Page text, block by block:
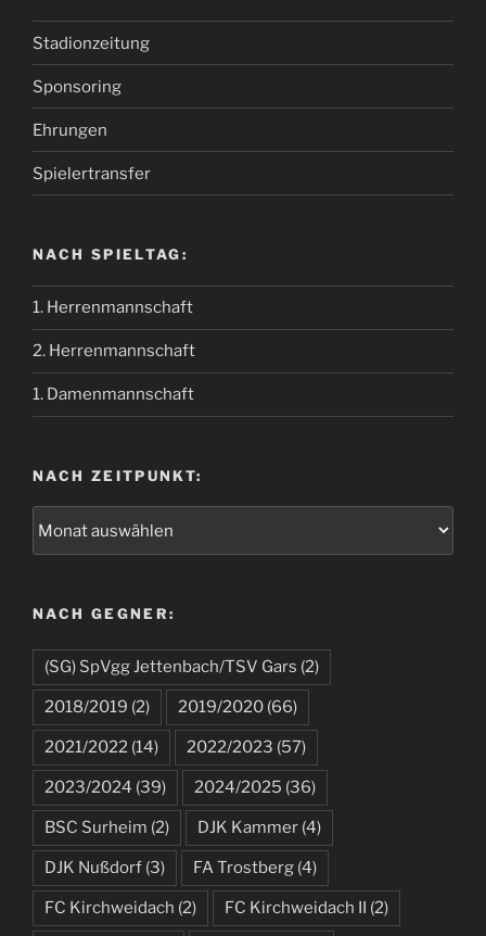
Stadionzeitung
Sponsoring
Ehrungen
Spielertransfer
NACH SPIELTAG:
1. Herrenmannschaft
2. Herrenmannschaft
1. Damenmannschaft
NACH ZEITPUNKT:
NACH GEGNER:
(SG) SpVgg Jettenbach/TSV Gars (2)
2018/2019 (2) 2019/2020 (66)
2021/2022 (14) 2022/2023 (57)
2023/2024 (39) 2024/2025 (36)
BSC Surheim (2) DJK Kammer (4)
DJK Nußdorf (3) FA Trostberg (4)
FC Kirchweidach (2) FC Kirchweidach II (2)